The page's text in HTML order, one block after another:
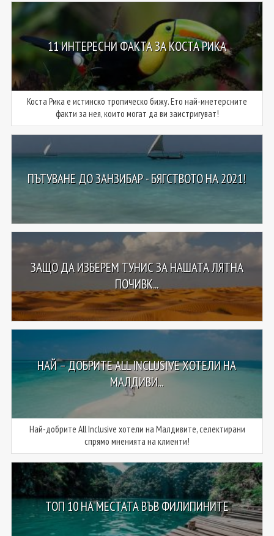
11 ИНТЕРЕСНИ ФАКТА ЗА КОСТА РИКА
Коста Рика е истинско тропическо бижу. Ето най-инетерсните
факти за нея, които могат да ви заистригуват!
ПЪТУВАНЕ ДО ЗАНЗИБАР - БЯГСТВОТО НА 2021!
ЗАЩО ДА ИЗБЕРЕМ ТУНИС ЗА НАШАТА ЛЯТНА
ПОЧИВК...
НАЙ – ДОБРИТЕ ALL INCLUSIVE ХОТЕЛИ НА
МАЛДИВИ...
Най-добрите All Inclusive хотели на Малдивите, селектирани
спрямо мненията на клиенти!
ТОП 10 НА МЕСТАТА ВЪВ ФИЛИПИНИТЕ